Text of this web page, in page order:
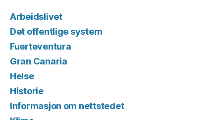
Arbeidslivet
Det offentlige system
Fuerteventura
Gran Canaria
Helse
Historie
Informasjon om nettstedet